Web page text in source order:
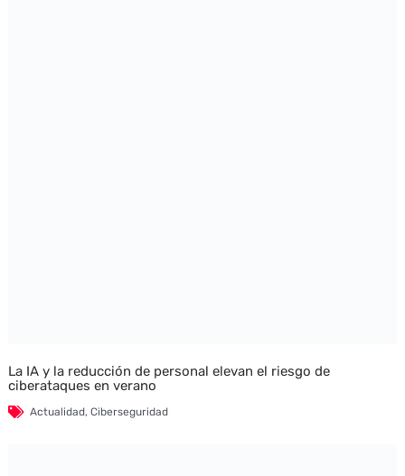
La IA y la reducción de personal elevan el riesgo de
ciberataques en verano
Actualidad, Ciberseguridad